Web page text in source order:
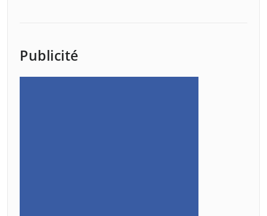
Publicité